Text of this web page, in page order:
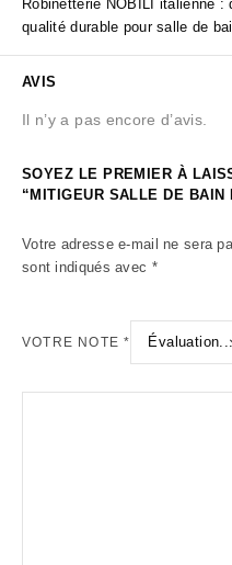
Robinetterie NOBILI italienne
qualité durable pour salle de
AVIS
Il n’y a pas encore d’avis.
SOYEZ LE PREMIER À
“MITIGEUR SALLE DE BAIN
Votre adresse e-mail ne sera
sont indiqués avec *
VOTRE NOTE*